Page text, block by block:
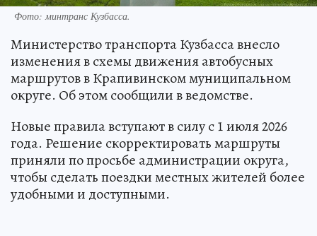
Фото: минтранс Кузбасса.
Министерство транспорта Кузбасса внесло
изменения в схемы движения автобусных
маршрутов в Крапивинском муниципальном
округе. Об этом сообщили в ведомстве.
Новые правила вступают в силу с 1 июля 2026
года. Решение скорректировать маршруты
приняли по просьбе администрации округа,
чтобы сделать поездки местных жителей более
удобными и доступными.